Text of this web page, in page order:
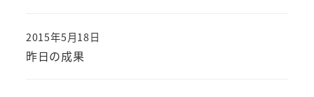
昨日の成果
投稿日
2015年5月18日